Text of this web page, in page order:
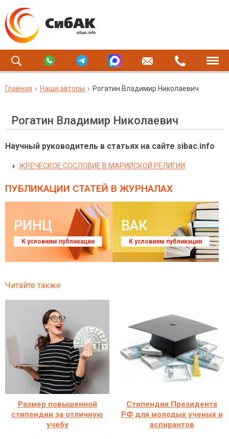
Главная Наши авторы Рогатин Владимир Николаевич
Рогатин Владимир Николаевич
Научный руководитель в статьях на сайте sibac.info
ЖРЕЧЕСКОЕ СОСЛОВИЕ В МАРИЙСКОЙ РЕЛИГИИ
ПУБЛИКАЦИИ СТАТЕЙ В ЖУРНАЛАХ
РИНЦ
К условиям публикации
ВАК
К условиям публикации
Читайте также
Размер повышенной
стипендии за отличную
учебу
Стипендия Президента
РФ для молодых ученых и
аспирантов